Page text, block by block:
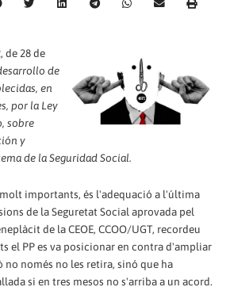
de 28 de
de
en
por la Ley
sobre
y
de la Seguridad Social.
importants, és l'adequació a l'última
de la Seguretat Social aprovada pel
de la CEOE, CCOO/UGT, recordeu
el PP es va posicionar en contra d'ampliar
només no les retira, sinó que ha
si en tres mesos no s'arriba a un acord.